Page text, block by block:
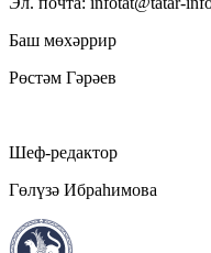
Баш мөхәррир
Рөстәм Гәрәев
Шеф-редактор
Гөлүзә Ибраһимова